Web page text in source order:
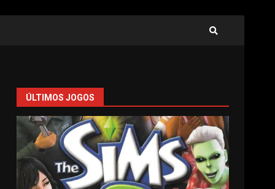
ÚLTIMOS JOGOS